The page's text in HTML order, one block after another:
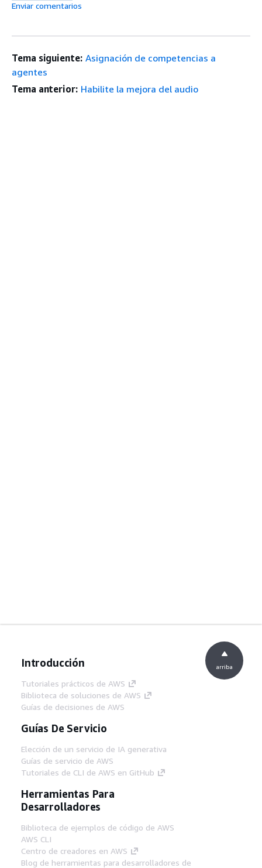
Enviar comentarios
Tema siguiente: Asignación de competencias a
agentes
Tema anterior: Habilite la mejora del audio
Introducción
Tutoriales prácticos de AWS
Biblioteca de soluciones de AWS
Guías de decisiones de AWS
Guías De Servicio
Elección de un servicio de IA generativa
Guías de servicio de AWS
Tutoriales de CLI de AWS en GitHub
Herramientas Para
Desarrolladores
Biblioteca de ejemplos de código de AWS
AWS CLI
Centro de creadores en AWS
Blog de herramientas para desarrolladores de
arriba